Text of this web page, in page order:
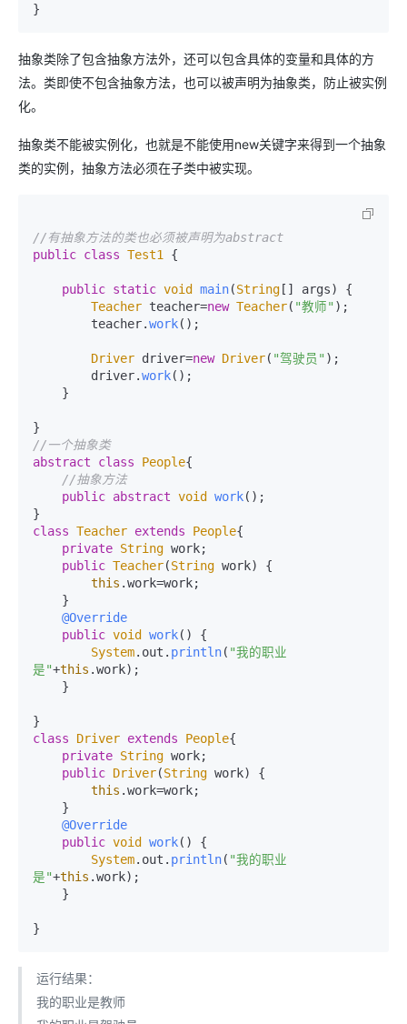
}
抽象类除了包含抽象方法外，还可以包含具体的变量和具体的方
法。类即使不包含抽象方法，也可以被声明为抽象类，防止被实例
化。
抽象类不能被实例化，也就是不能使用new关键字来得到一个抽象
类的实例，抽象方法必须在子类中被实现。
//有抽象方法的类也必须被声明为abstract
public class Test1 {
public static void main(String[] args) {
Teacher teacher=new Teacher( "教师" );
        teacher.
work();
Driver driver=new Driver( "驾驶员" );
        driver.
work();
//一个抽象类
abstract
class People{
//抽象方法
public abstract void work();
class Teacher extends People{
private String work;
public Teacher(String work) {
this .work=work;
@Override
public void work( ) {
System. out . println( "我的职业
是"+this .work);
class
Driver extends People{
private String work;
public Driver(String work) {
this .work=work;
@Override
public void work( ) {
System. out . println( "我的职业
是"+this .work);
}
运行结果：
我的职业是教师